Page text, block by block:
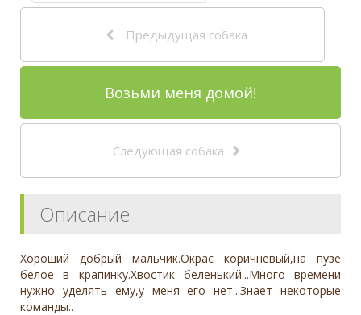
Предыдущая собака
Возьми меня домой!
Следующая собака
Описание
Хороший добрый мальчик.Окрас коричневый,на пузе
белое в крапинку.Хвостик беленький...Много времени
нужно уделять ему,у меня его нет...Знает некоторые
команды..